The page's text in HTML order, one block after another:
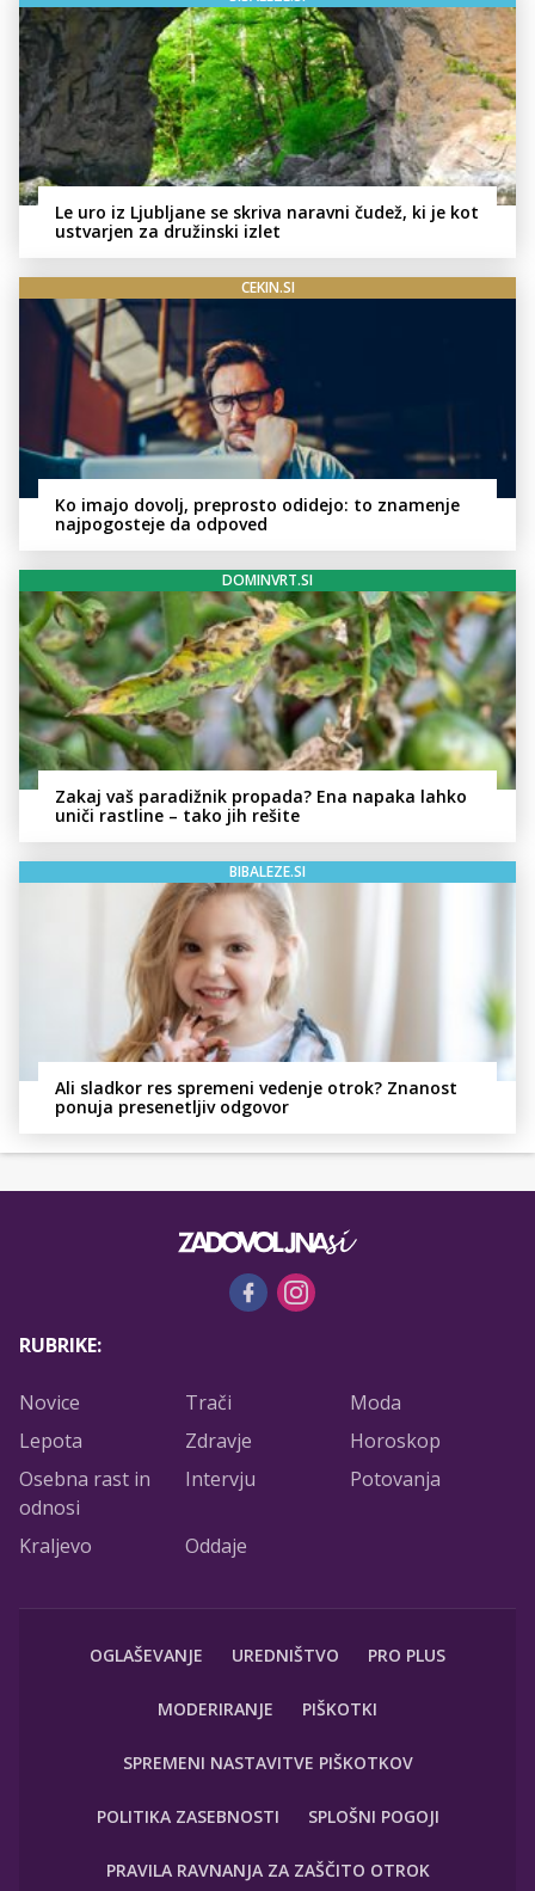
Le uro iz Ljubljane se skriva naravni čudež, ki je kot
ustvarjen za družinski izlet
CEKIN.SI
Ko imajo dovolj, preprosto odidejo: to znamenje
najpogosteje da odpoved
DOMINVRT.SI
Zakaj vaš paradižnik propada? Ena napaka lahko
uniči rastline – tako jih rešite
BIBALEZE.SI
Ali sladkor res spremeni vedenje otrok? Znanost
ponuja presenetljiv odgovor
RUBRIKE:
Novice Trači
Moda
Lepota
Zdravje
Horoskop
Osebna rast in
odnosi
Intervju Potovanja
Kraljevo Oddaje
OGLAŠEVANJE UREDNIŠTVO PRO PLUS
MODERIRANJE PIŠKOTKI
SPREMENI NASTAVITVE PIŠKOTKOV
POLITIKA ZASEBNOSTI SPLOŠNI POGOJI
PRAVILA RAVNANJA ZA ZAŠČITO OTROK